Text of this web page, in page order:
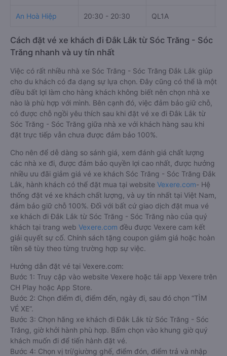
An Hoà Hiệp 20:30 - 20:30 QL1A
Cách đặt vé xe khách đi Đắk Lắk từ Sóc Trăng - Sóc
Trăng nhanh và uy tín nhất
Việc có rất nhiều nhà xe Sóc Trăng - Sóc Trăng Đắk Lắk giúp
cho du khách có đa dạng sự lựa chọn. Đây cũng có thể là một
điều bất lợi làm cho hàng khách không biết nên chọn nhà xe
nào là phù hợp với mình. Bên cạnh đó, việc đảm bảo giữ chỗ,
có được chỗ ngồi yêu thích sau khi đặt vé xe đi Đắk Lắk từ
Sóc Trăng - Sóc Trăng giữa nhà xe với khách hàng sau khi
đặt trực tiếp vẫn chưa được đảm bảo 100%.
Cho nên để dễ dàng so sánh giá, xem đánh giá chất lượng
các nhà xe đi, được đảm bảo quyền lợi cao nhất, được hưởng
nhiều ưu đãi giảm giá vé xe khách Sóc Trăng - Sóc Trăng Đắk
Lắk, hành khách có thể đặt mua tại website Vexere.com- Hệ
thống đặt vé xe khách chất lượng, và uy tín nhất tại Việt Nam,
đảm bảo giữ chỗ 100%. Đối với bất cứ giao dịch đặt mua vé
xe khách đi Đắk Lắk từ Sóc Trăng - Sóc Trăng nào của quý
khách tại trang web Vexere.com đều được Vexere cam kết
giải quyết sự cố. Chính sách tặng coupon giảm giá hoặc hoàn
tiền sẽ tùy theo từng trường hợp sự việc.
Hướng dẫn đặt vé tại Vexere.com:
Bước 1: Truy cập vào website Vexere hoặc tải app Vexere trên
CH Play hoặc App Store.
Bước 2: Chọn điểm đi, điểm đến, ngày đi, sau đó chọn “TÌM
VÉ XE”.
Bước 3: Chọn hãng xe khách đi Đắk Lắk từ Sóc Trăng - Sóc
Trăng, giờ khởi hành phù hợp. Bấm chọn vào khung giờ quý
khách muốn đi để tiến hành đặt vé.
Bước 4: Chọn vị trí/giường ghế, điểm đón, điểm trả và nhập